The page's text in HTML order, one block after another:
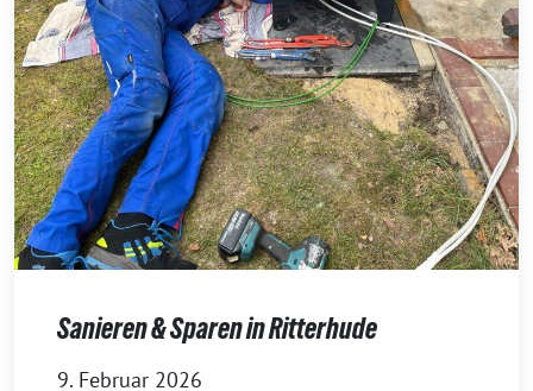
Sanieren & Sparen in Ritterhude
9. Februar 2026